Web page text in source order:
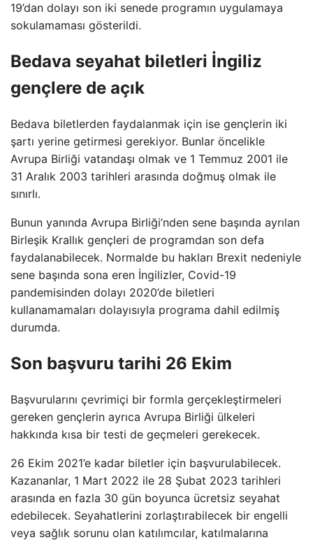
19’dan dolayı son iki senede programın uygulamaya
sokulamaması gösterildi.
Bedava seyahat biletleri İngiliz
gençlere de açık
Bedava biletlerden faydalanmak için ise gençlerin iki
şartı yerine getirmesi gerekiyor. Bunlar öncelikle
Avrupa Birliği vatandaşı olmak ve 1 Temmuz 2001 ile
31 Aralık 2003 tarihleri ​​arasında doğmuş olmak ile
sınırlı.
Bunun yanında Avrupa Birliği’nden sene başında ayrılan
Birleşik Krallık gençleri de programdan son defa
faydalanabilecek. Normalde bu hakları Brexit nedeniyle
sene başında sona eren İngilizler, Covid-19
pandemisinden dolayı 2020’de biletleri
kullanamamaları dolayısıyla programa dahil edilmiş
durumda.
Son başvuru tarihi 26 Ekim
Başvurularını çevrimiçi bir formla gerçekleştirmeleri
gereken gençlerin ayrıca Avrupa Birliği ülkeleri
hakkında kısa bir testi de geçmeleri gerekecek.
26 Ekim 2021’e kadar biletler için başvurulabilecek.
Kazananlar, 1 Mart 2022 ile 28 Şubat 2023 tarihleri ​​
arasında en fazla 30 gün boyunca ücretsiz seyahat
edebilecek. Seyahatlerini zorlaştırabilecek bir engelli
veya sağlık sorunu olan katılımcılar, katılmalarına